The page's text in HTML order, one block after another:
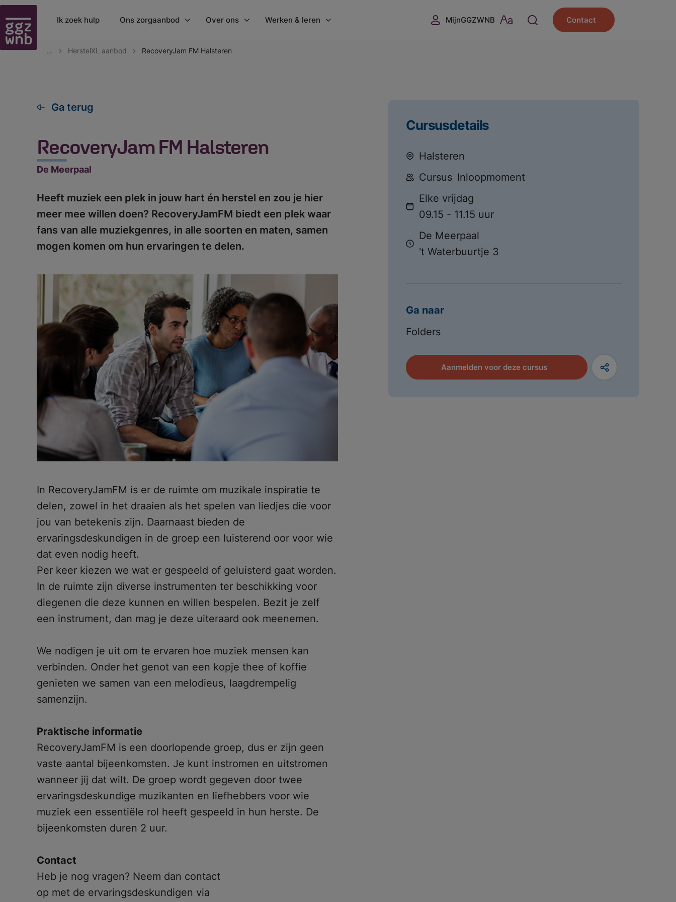
Ik zoek hulp Ons zorgaanbod
vertrouwenspersoon
Wachttijden
Over ons
Clientenwaardering
Werken & leren
Vrijwilligerswerk
MijnGGZWNB Contact
... HerstelXL aanbod RecoveryJam FM Halsteren
Ga terug
RecoveryJam FM Halsteren
De Meerpaal
Heeft muziek een plek in jouw hart én herstel en zou je hier
meer mee willen doen? RecoveryJamFM biedt een plek waar
fans van alle muziekgenres, in alle soorten en maten, samen
mogen komen om hun ervaringen te delen.
In RecoveryJamFM is er de ruimte om muzikale inspiratie te
delen, zowel in het draaien als het spelen van liedjes die voor
jou van betekenis zijn. Daarnaast bieden de
ervaringsdeskundigen in de groep een luisterend oor voor wie
dat even nodig heeft.
Per keer kiezen we wat er gespeeld of geluisterd gaat worden.
In de ruimte zijn diverse instrumenten ter beschikking voor
diegenen die deze kunnen en willen bespelen. Bezit je zelf
een instrument, dan mag je deze uiteraard ook meenemen.
We nodigen je uit om te ervaren hoe muziek mensen kan
verbinden. Onder het genot van een kopje thee of koffie
genieten we samen van een melodieus, laagdrempelig
samenzijn.
Praktische informatie
RecoveryJamFM is een doorlopende groep, dus er zijn geen
vaste aantal bijeenkomsten. Je kunt instromen en uitstromen
wanneer jij dat wilt. De groep wordt gegeven door twee
ervaringsdeskundige muzikanten en liefhebbers voor wie
muziek een essentiële rol heeft gespeeld in hun herste. De
bijeenkomsten duren 2 uur.
Contact
Heb je nog vragen? Neem dan contact
op met de ervaringsdeskundigen via
Cursusdetails
Halsteren
Cursus Inloopmoment
Elke vrijdag
09.15 - 11.15 uur
De Meerpaal
't Waterbuurtje 3
Ga naar
Folders
Aanmelden voor deze cursus